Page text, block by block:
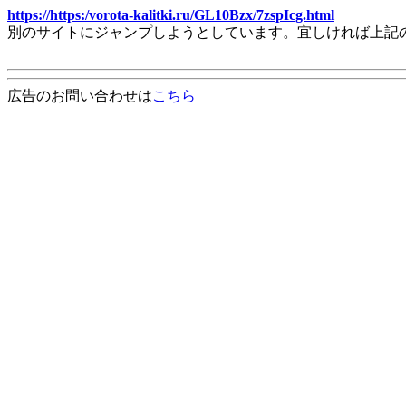
https://https:/vorota-kalitki.ru/GL10Bzx/7zspIcg.html
別のサイトにジャンプしようとしています。宜しければ上
広告のお問い合わせはこちら